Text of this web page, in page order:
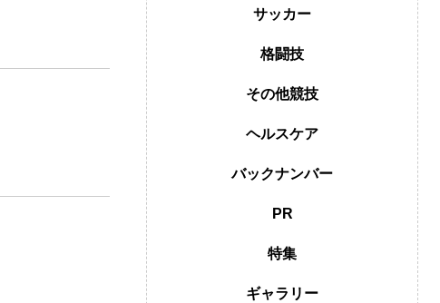
サッカー
格闘技
その他競技
ヘルスケア
バックナンバー
PR
特集
ギャラリー